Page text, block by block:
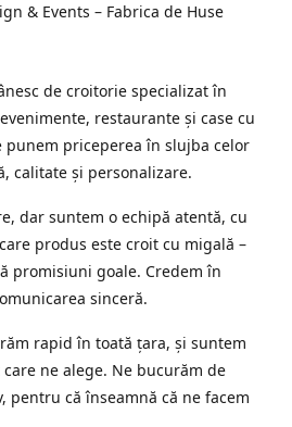
& Events – Fabrica de Huse
de croitorie specializat în
restaurante și case cu
punem priceperea în slujba celor
calitate și personalizare.
dar suntem o echipă atentă, cu
produs este croit cu migală –
promisiuni goale. Credem în
sinceră.
rapid în toată țara, și suntem
ne alege. Ne bucurăm de
pentru că înseamnă că ne facem